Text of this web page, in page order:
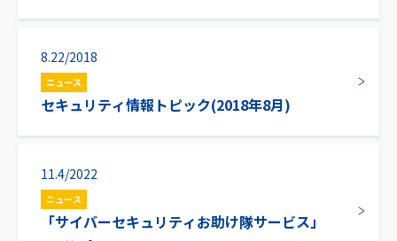
8.22/2018
ニュース
セキュリティ情報トピック(2018年8月)
11.4/2022
ニュース
「サイバーセキュリティお助け隊サービス」